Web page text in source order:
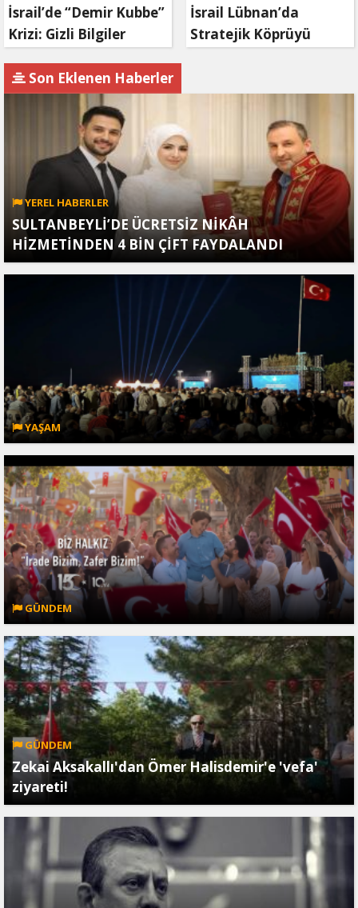
İsrail’de “Demir Kubbe”
Krizi: Gizli Bilgiler
Gözaltında
İsrail Lübnan’da
Stratejik Köprüyü
Son Eklenen Haberler
YEREL HABERLER
SULTANBEYLİ’DE ÜCRETSİZ NİKÂH
HİZMETİNDEN 4 BİN ÇİFT FAYDALANDI
YAŞAM
GÜNDEM
GÜNDEM
Zekai Aksakallı'dan Ömer Halisdemir'e 'vefa'
ziyareti!